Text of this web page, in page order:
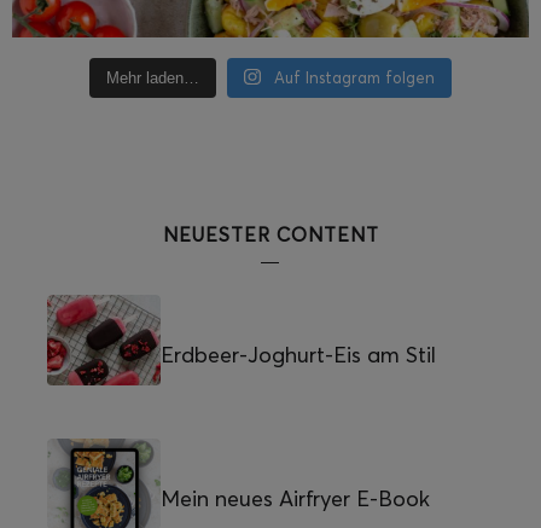
Mehr laden… Auf Instagram folgen
NEUESTER CONTENT
Erdbeer-Joghurt-Eis am Stil
Mein neues Airfryer E-Book